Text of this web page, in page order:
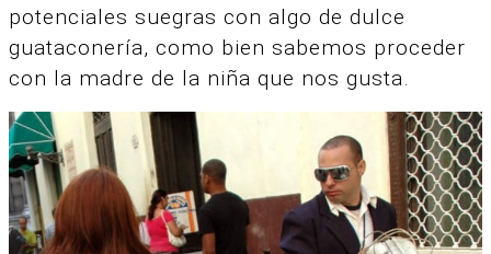
potenciales suegras con algo de dulce
guataconería, como bien sabemos proceder
con la madre de la niña que nos gusta.